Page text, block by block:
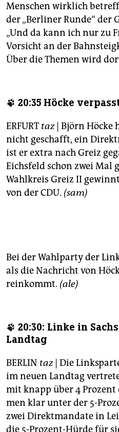
Menschen wirklich
der „Berliner Runde“ der
„Und da kann ich nur zu
Vorsicht an der
Über die Themen wird
🐾 20:35 Höcke
ERFURT taz| Björn Höcke
nicht geschafft, ein
ist er extra nach Greiz
Eichsfeld schon zwei Mal
Wahlkreis Greiz II
von der CDU. (sam)
Bei der Wahlparty der
als die Nachricht von
reinkommt. (ale)
🐾 20:30: Linke in
Landtag
BERLIN taz| Die
im neuen Landtag
mit knapp über 4
men klar unter der 5-
zwei Direktmandate in
die 5-Prozent-Hürde für